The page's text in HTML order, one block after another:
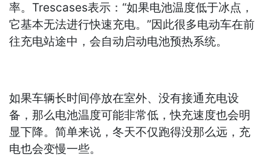
率。Trescases表示：“如果电池温度低于冰点，
它基本无法进行快速充电。”因此很多电动车在前
往充电站途中，会自动启动电池预热系统。
如果车辆长时间停放在室外、没有接通充电设
备，那么电池温度可能非常低，快充速度也会明
显下降。简单来说，冬天不仅跑得没那么远，充
电也会变慢一些。